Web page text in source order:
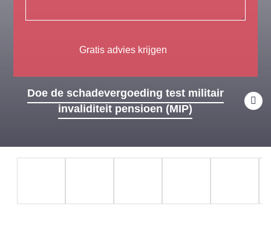
Gratis advies krijgen
Doe de schadevergoeding test militair
invaliditeit pensioen (MIP)